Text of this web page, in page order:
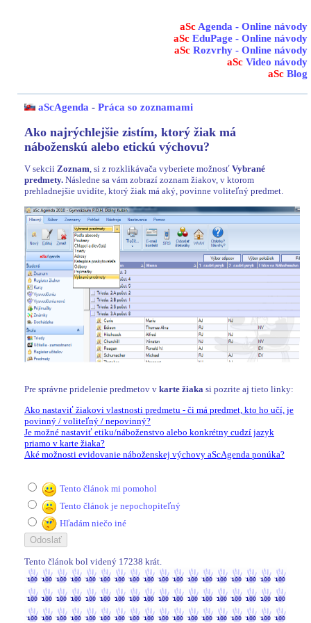
aSc Agenda - Online návody
aSc EduPage - Online návody
aSc Rozvrhy - Online návody
aSc Video návody
aSc Blog
aScAgenda - Práca so zoznamami
Ako najrýchlejšie zistím, ktorý žiak má
náboženskú alebo etickú výchovu?
V sekcii Zoznam, si z rozklikávača vyberiete možnosť Vybrané
predmety. Následne sa vám zobrazí zoznam žiakov, v ktorom
prehladnejšie uvidíte, ktorý žiak má aký, povinne voliteľný predmet.
Pre správne pridelenie predmetov v karte žiaka si pozrite aj tieto linky:
Ako nastaviť žiakovi vlastnosti predmetu - či má predmet, kto ho učí, je
povinný / voliteľný / nepovinný?
Je možné nastaviť etiku/náboženstvo alebo konkrétny cudzí jazyk
priamo v karte žiaka?
Aké možnosti evidovanie náboženskej výchovy aScAgenda ponúka?
Tento článok mi pomohol
Tento článok je nepochopiteľný
Hľadám niečo iné
Tento článok bol videný 17238 krát.